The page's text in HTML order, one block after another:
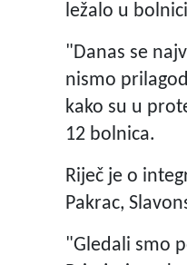
ležalo u
"Danas se
nismo
kako su u
12 bolnica.
Riječ je o
Pakrac,
"Gledali smo